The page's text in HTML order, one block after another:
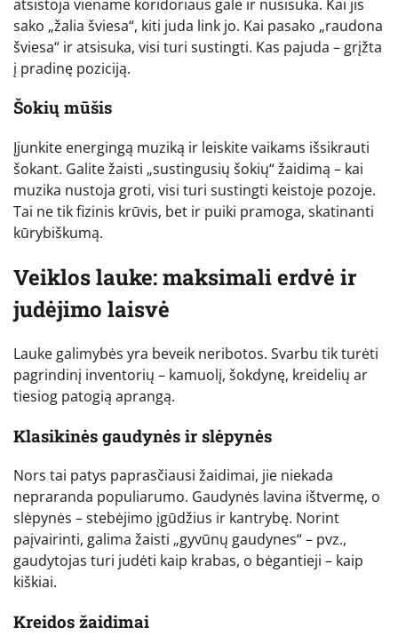
atsistoja viename koridoriaus gale ir nusisuka. Kai jis
sako „žalia šviesa“, kiti juda link jo. Kai pasako „raudona
šviesa“ ir atsisuka, visi turi sustingti. Kas pajuda – grįžta
į pradinę poziciją.
Šokių mūšis
Įjunkite energingą muziką ir leiskite vaikams išsikrauti
šokant. Galite žaisti „sustingusių šokių“ žaidimą – kai
muzika nustoja groti, visi turi sustingti keistoje pozoje.
Tai ne tik fizinis krūvis, bet ir puiki pramoga, skatinanti
kūrybiškumą.
Veiklos lauke: maksimali erdvė ir
judėjimo laisvė
Lauke galimybės yra beveik neribotos. Svarbu tik turėti
pagrindinį inventorių – kamuolį, šokdynę, kreidelių ar
tiesiog patogią aprangą.
Klasikinės gaudynės ir slėpynės
Nors tai patys paprasčiausi žaidimai, jie niekada
nepraranda populiarumo. Gaudynės lavina ištvermę, o
slėpynės – stebėjimo įgūdžius ir kantrybę. Norint
paįvairinti, galima žaisti „gyvūnų gaudynes“ – pvz.,
gaudytojas turi judėti kaip krabas, o bėgantieji – kaip
kiškiai.
Kreidos žaidimai